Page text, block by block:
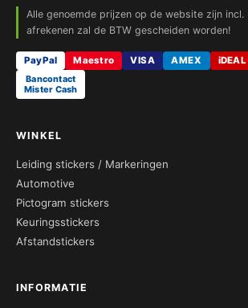
Alle genoemde prijzen op de website zijn incl.
afrekenen zal de BTW gescheiden worden!
PayPal Maestro VISA AMEX iDEAL
Bancontact
Mister Cash
WINKEL
Leiding stickers / Markeringen
Automotive
Pictogram stickers
Keuringsstickers
Afstandstickers
INFORMATIE